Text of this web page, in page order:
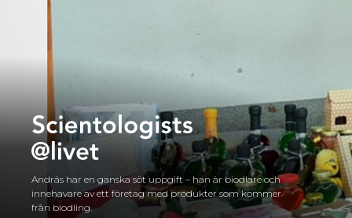
András har en ganska söt uppgift – han är biodlare och
innehavare av ett företag med produkter som kommer
från biodling.